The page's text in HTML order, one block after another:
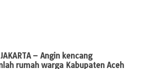
JAKARTA– Angin kencang
rumah warga Kabupaten Aceh